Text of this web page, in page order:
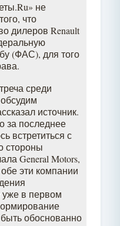
не
что
дилеров Renault
(ФАС), для того
среди
источник.
за последнее
встретиться с
стороны
General Motors,
эти компании
уже в первом
обоснованно